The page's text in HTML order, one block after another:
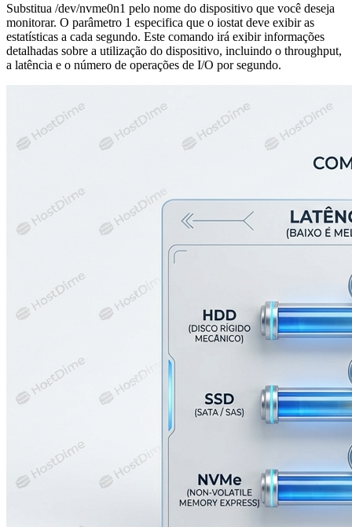
Substitua /dev/nvme0n1 pelo nome do dispositivo que você deseja
monitorar. O parâmetro 1 especifica que o iostat deve exibir as
estatísticas a cada segundo. Este comando irá exibir informações
detalhadas sobre a utilização do dispositivo, incluindo o throughput,
a latência e o número de operações de I/O por segundo.